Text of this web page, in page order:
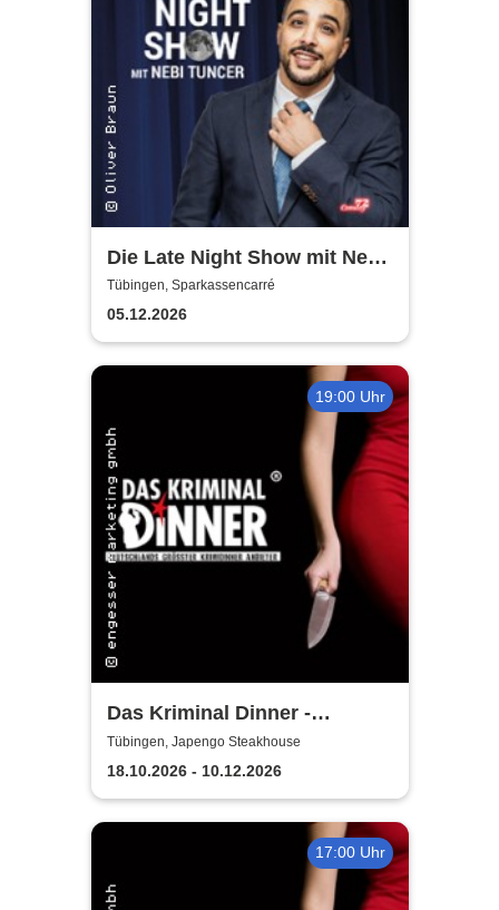
Die Late Night Show mit Nebi
Tuncer
Tübingen, Sparkassencarré
05.12.2026
19:00 Uhr
Das Kriminal Dinner -
Testament à la Carte
Tübingen, Japengo Steakhouse
18.10.2026 - 10.12.2026
17:00 Uhr